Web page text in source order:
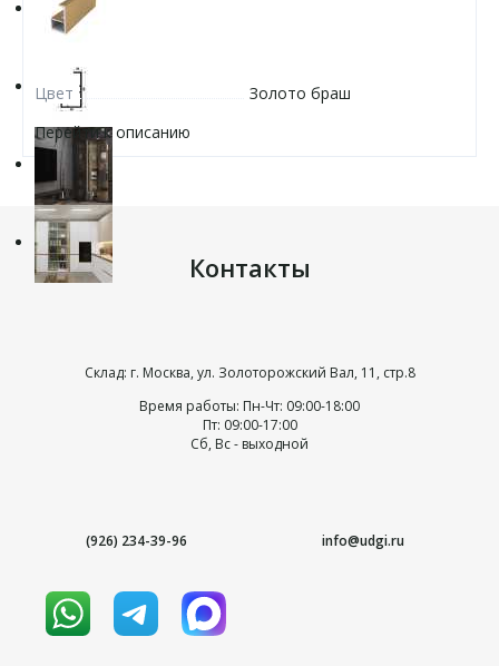
Цвет
Золото браш
Перейти к описанию
Контакты
Склад: г. Москва, ул. Золоторожский Вал, 11, стр.8
Время работы: Пн-Чт: 09:00-18:00
Пт: 09:00-17:00
Сб, Вс - выходной
(926) 234-39-96 info@udgi.ru